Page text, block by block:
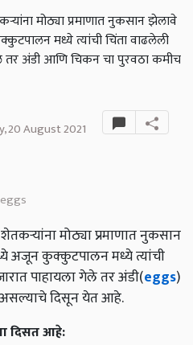
मोठ्या प्रमाणात नुकसान झेलावे
मध्ये त्यांची चिंता वाढलेली
तर अंडी आणि चिकन चा पुरवठा कमीच
20 August 2021
eggs
मोठ्या प्रमाणात नुकसान
अजून कुक्कुटपालन मध्ये त्यांची
पाहायला गेले तर अंडी(eggs)
दिसून येत आहे.
दिसत आहे: